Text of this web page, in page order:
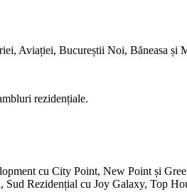
Aviației, Bucureștii Noi, Băneasa și
rezidențiale.
cu City Point, New Point și
Rezidențial cu Joy Galaxy, Top